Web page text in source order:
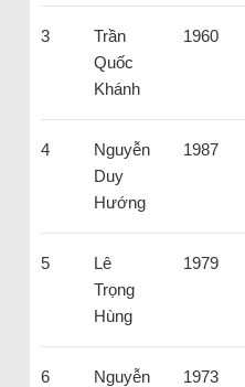
3
Trần
Quốc
Khánh
1960
4
Nguyễn
Duy
Hướng
1987
5
Lê
Trọng
Hùng
1979
6
Nguyễn
1973